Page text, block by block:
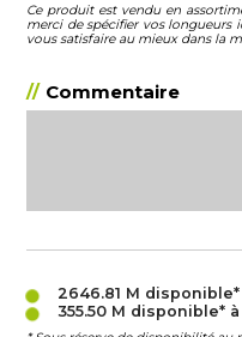
Ce produit est vendu en
merci de spécifier vos longueurs
vous satisfaire au mieux dans la
Commentaire
2646.81 M
355.50 M disponible*